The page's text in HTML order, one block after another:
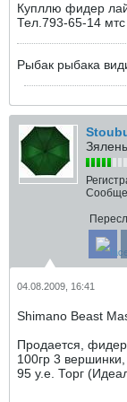
Купллю фидер
Тел.793-65-14 мтс
Рыбак рыбака
04.08.2009, 16:41
Shimano Beast
Продается,
100гр 3 вершинки,
95 у.е. Торг